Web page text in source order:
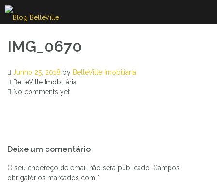
Skip
to
content
IMG_0670
Junho 25, 2018 by BelleVille Imobiliária
BelleVille Imobiliária
No comments yet
de
artigos
Deixe um comentário
O seu endereço de email não será publicado. Campos
obrigatórios marcados com *